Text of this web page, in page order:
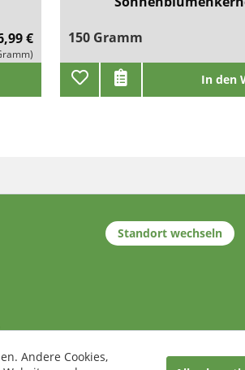
€
150 Gramm
In den
Standort wechseln
Andere Cookies,